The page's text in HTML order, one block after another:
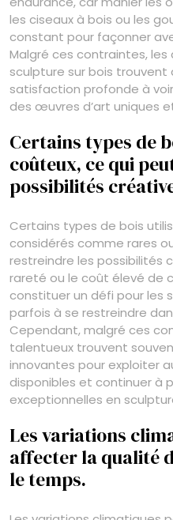
les ciseaux à bois ou les
constant pour façonner
Malgré ces contraintes,
sculpture sur bois trouvent
satisfaction profonde à
des œuvres d’art uniques
Certains types de
coûteux, ce qui
possibilités
Certains types de bois
considérés comme rares
restreindre les possibilités
rareté ou le coût élevé de
constituer un défi pour les
parfois à se restreindre
Cependant, malgré ces
talentueux trouvent
innovantes pour exploiter
disponibles et continuer à
exceptionnelles en
Les variations
affecter la qualité
le temps.